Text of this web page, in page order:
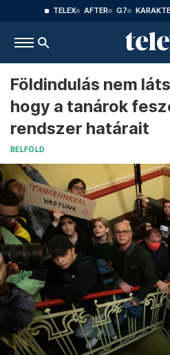
TELEX AFTER G7
Földindulás nem
hogy a tanárok
rendszer határait
BELFÖLD